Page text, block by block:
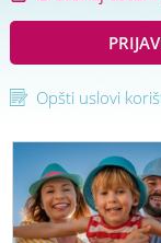
Opšti uslovi